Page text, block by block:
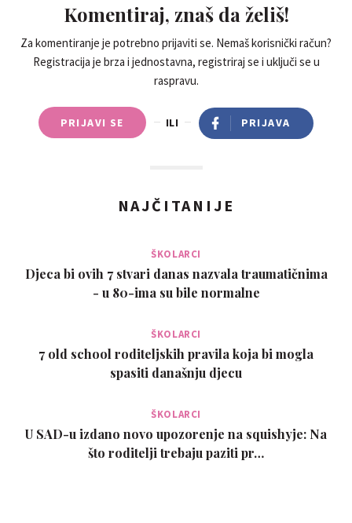
Komentiraj, znaš da želiš!
Za komentiranje je potrebno prijaviti se. Nemaš korisnički račun?
Registracija je brza i jednostavna, registriraj se i uključi se u
raspravu.
PRIJAVI SE ILI PRIJAVA
NAJČITANIJE
ŠKOLARCI
Djeca bi ovih 7 stvari danas nazvala traumatičnima
- u 80-ima su bile normalne
ŠKOLARCI
7 old school roditeljskih pravila koja bi mogla
spasiti današnju djecu
ŠKOLARCI
U SAD-u izdano novo upozorenje na squishyje: Na
što roditelji trebaju paziti pr…